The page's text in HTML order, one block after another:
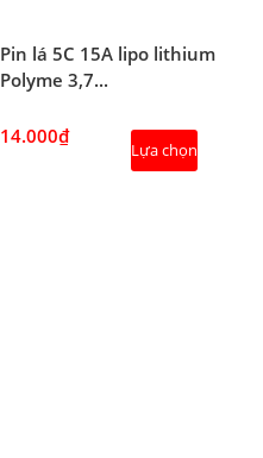
Pin lá 5C 15A lipo lithium
Polyme 3,7...
14.000₫
Lựa chọn